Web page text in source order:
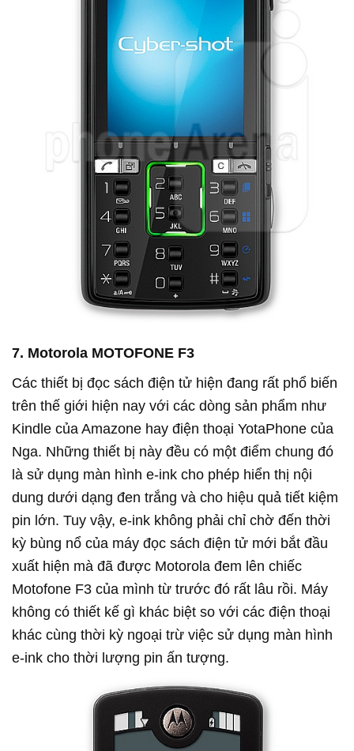
7. Motorola MOTOFONE F3
Các thiết bị đọc sách điện tử hiện đang rất phổ biến
trên thế giới hiện nay với các dòng sản phẩm như
Kindle của Amazone hay điện thoại YotaPhone của
Nga. Những thiết bị này đều có một điểm chung đó
là sử dụng màn hình e-ink cho phép hiển thị nội
dung dưới dạng đen trắng và cho hiệu quả tiết kiệm
pin lớn. Tuy vậy, e-ink không phải chỉ chờ đến thời
kỳ bùng nổ của máy đọc sách điện tử mới bắt đầu
xuất hiện mà đã được Motorola đem lên chiếc
Motofone F3 của mình từ trước đó rất lâu rồi. Máy
không có thiết kế gì khác biệt so với các điện thoại
khác cùng thời kỳ ngoại trừ việc sử dụng màn hình
e-ink cho thời lượng pin ấn tượng.